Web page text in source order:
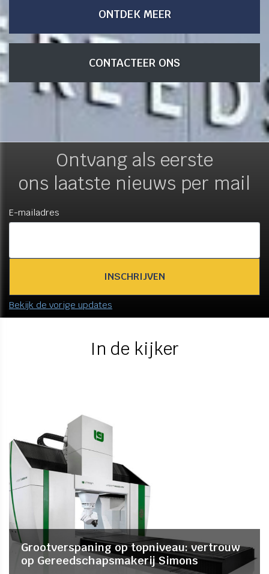
ONTDEK MEER
CONTACTEER ONS
Ontvang als eerste
ons laatste nieuws per mail
E-mailadres
Bekijk de vorige updates
In de kijker
Grootverspaning op topniveau: vertrouw
op Gereedschapsmakerij Simons